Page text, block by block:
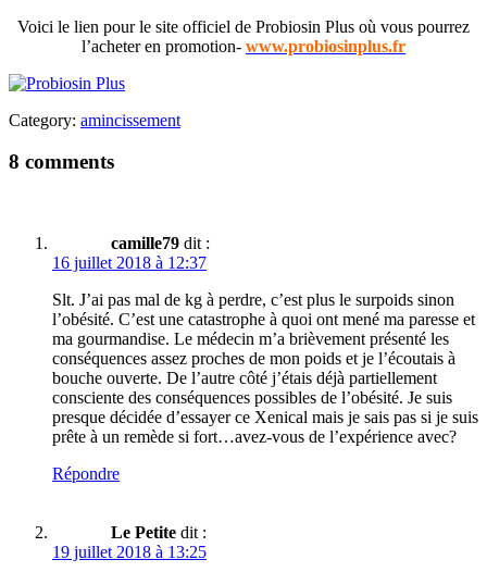
Voici le lien pour le site officiel de Probiosin Plus où vous pourrez
l’acheter en promotion- www.probiosinplus.fr
Category: amincissement
8 comments
camille79 dit :
16 juillet 2018 à 12:37
Slt. J’ai pas mal de kg à perdre, c’est plus le surpoids sinon
l’obésité. C’est une catastrophe à quoi ont mené ma paresse et
ma gourmandise. Le médecin m’a brièvement présenté les
conséquences assez proches de mon poids et je l’écoutais à
bouche ouverte. De l’autre côté j’étais déjà partiellement
consciente des conséquences possibles de l’obésité. Je suis
presque décidée d’essayer ce Xenical mais je sais pas si je suis
prête à un remède si fort…avez-vous de l’expérience avec?
Répondre
Le Petite dit :
19 juillet 2018 à 13:25